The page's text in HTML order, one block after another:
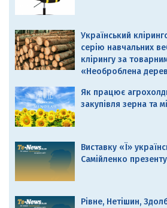
Український
серію навчальних
клірингу за
«Необроблена
Як працює
закупівля зерна та
Виставку «Ї»
Самійленко
Рівне, Нетішин,